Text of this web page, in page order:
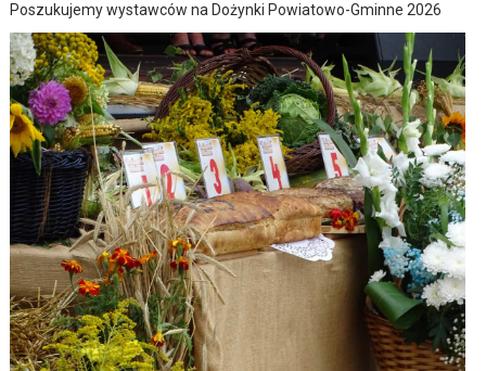
Poszukujemy wystawców na Dożynki Powiatowo-Gminne 2026